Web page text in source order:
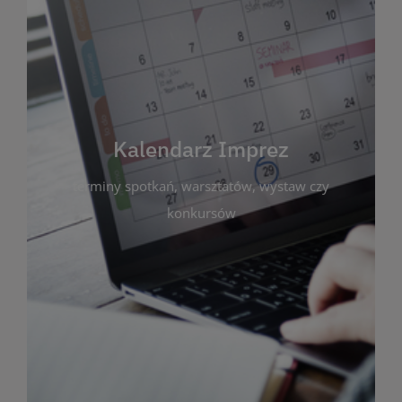
Kalendarz Imprez
terminy spotkań, warsztatów, wystaw czy
konkursów
Kalendarz Imprez
Zakładka ta gromadzi wszystkie planowane
wydarzenia kulturalne i edukacyjne organizowane
przez bibliotekę. Możesz tu sprawdzić terminy
spotkań, warsztatów, wystaw czy konkursów.
Dzięki przejrzystemu kalendarzowi łatwo
zaplanujesz udział w interesujących Cię
wydarzeniach. Aktualizujemy harmonogram na
bieżąco, by zawsze był zgodny z planem pracy
biblioteki. Zapraszamy do śledzenia i uczestnictwa
w życiu kulturalnym miasta!
WIĘCEJ